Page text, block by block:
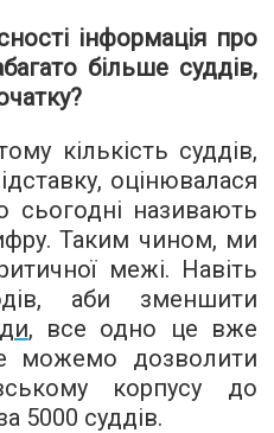
інформація про
більше суддів,
кількість суддів,
оцінювалася
сьогодні називають
Таким чином, ми
межі. Навіть
аби зменшити
, все одно це вже
можемо дозволити
корпусу до
5000 суддів.